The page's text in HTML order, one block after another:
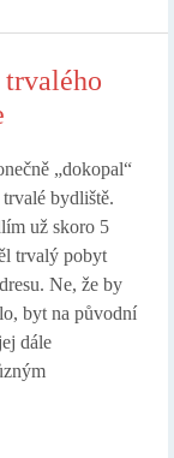
trvalého
„dokopal“
bydliště.
už skoro 5
trvalý pobyt
Ne, že by
byt na původní
dále